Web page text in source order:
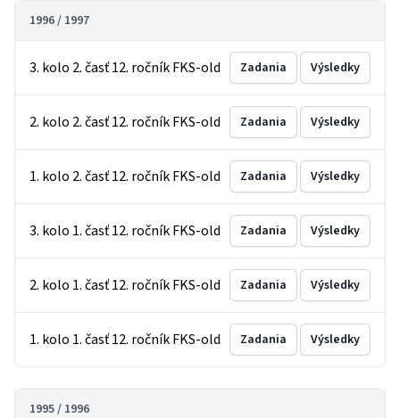
1996 / 1997
3. kolo 2. časť 12. ročník FKS-old Zadania Výsledky
2. kolo 2. časť 12. ročník FKS-old Zadania Výsledky
1. kolo 2. časť 12. ročník FKS-old Zadania Výsledky
3. kolo 1. časť 12. ročník FKS-old Zadania Výsledky
2. kolo 1. časť 12. ročník FKS-old Zadania Výsledky
1. kolo 1. časť 12. ročník FKS-old Zadania Výsledky
1995 / 1996